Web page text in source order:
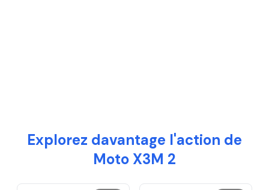
Explorez davantage l'action de
Moto X3M 2